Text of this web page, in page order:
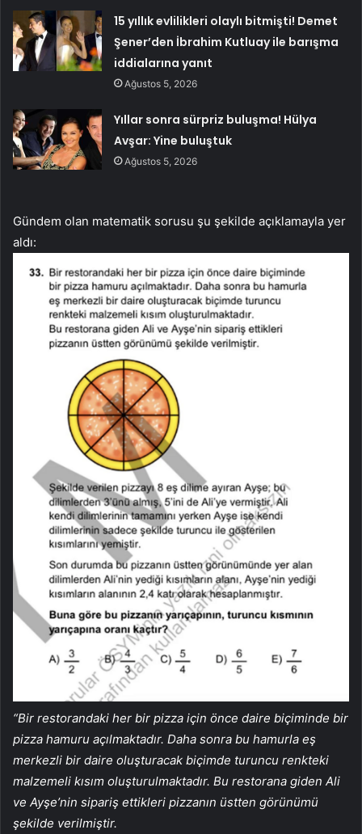
15 yıllık evlilikleri olaylı bitmişti! Demet
Şener’den İbrahim Kutluay ile barışma
iddialarına yanıt
Ağustos 5, 2026
Yıllar sonra sürpriz buluşma! Hülya
Avşar: Yine buluştuk
Ağustos 5, 2026
Gündem olan matematik sorusu şu şekilde açıklamayla yer
aldı:
“Bir restorandaki her bir pizza için önce daire biçiminde bir
pizza hamuru açılmaktadır. Daha sonra bu hamurla eş
merkezli bir daire oluşturacak biçimde turuncu renkteki
malzemeli kısım oluşturulmaktadır. Bu restorana giden Ali
ve Ayşe’nin sipariş ettikleri pizzanın üstten görünümü
şekilde verilmiştir.